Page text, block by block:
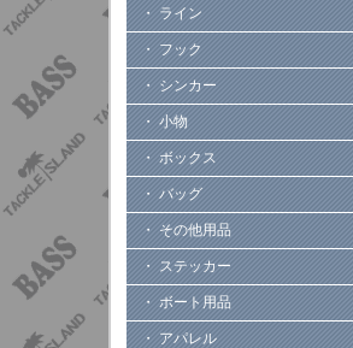
・ ライン
・ フック
・ シンカー
・ 小物
・ ボックス
・ バッグ
・ その他用品
・ ステッカー
・ ボート用品
・ アパレル